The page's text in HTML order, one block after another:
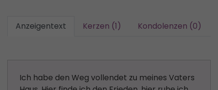
Anzeigentext Kerzen (1) Kondolenzen (0)
Ich habe den Weg vollendet zu meines Vaters